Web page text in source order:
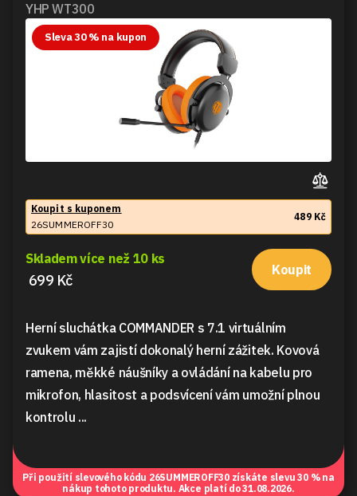
YHP WT300
Sleva 30 % na kupon
Koupit s kuponem
26SUMMEROFF30
489 Kč
Skladem více než 10 ks
699 Kč
Koupit
Herní sluchátka COMMANDER s 7.1 virtuálním
zvukem vám zajistí dokonalý herní zážitek. Kovová
ramena, měkké náušníky a ovládání na kabelu pro
mikrofon, hlasitost a podsvícení vám umožní plnou
kontrolu ...
Při použití slevového kódu 26SUMMEROFF30 získáte slevu 30 % na
nákup tohoto produktu. Akce platí do 31.08.2026.